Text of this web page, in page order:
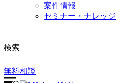
案件情報
セミナー・ナレッジ
検索
無料相談